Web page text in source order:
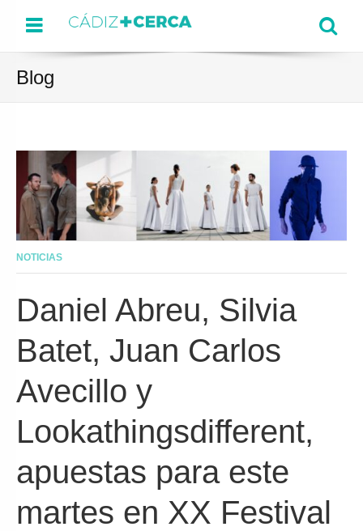
Menu
Blog
NOTICIAS
Daniel Abreu, Silvia
Batet, Juan Carlos
Avecillo y
Lookathingsdifferent,
apuestas para este
martes en XX Festival